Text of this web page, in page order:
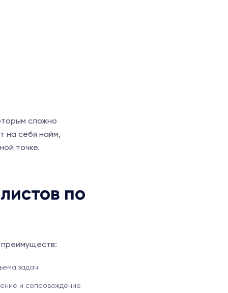
сложно
на себя найм,
точке.
по
преимуществ:
задач.
и сопровождение